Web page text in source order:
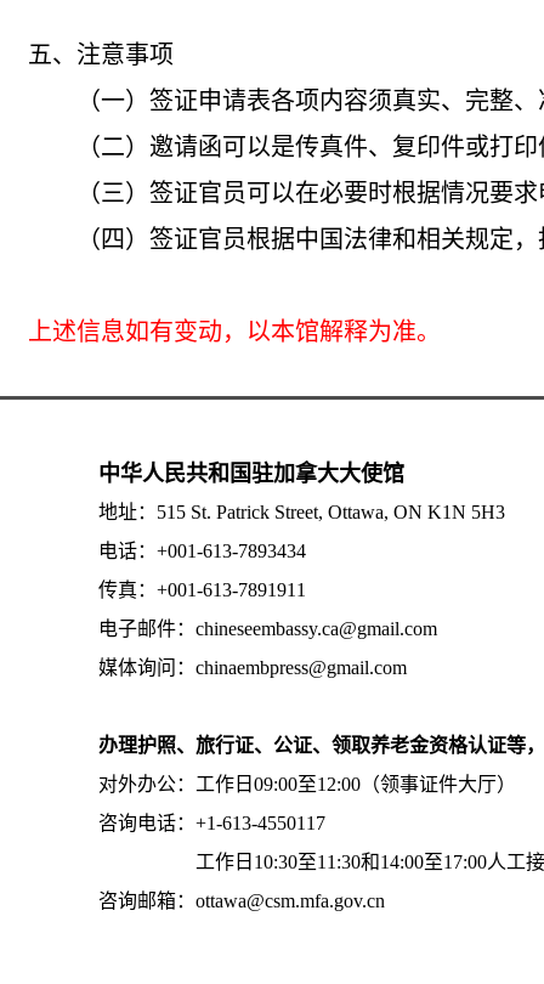
五、注意事项
（一）签证申请表各项内容须真实、完整、
（二）邀请函可以是传真件、复印件或打印
（三） 签证官员可以在必要时根据情况要
（四）签证官员根据中国法律和相关规定，
上述信息如有变动，以本馆解释为准。
中华人民共和国驻加拿大大使馆
地址：515 St. Patrick Street, Ottawa, ON K1N 5H3
电话：+001-613-7893434
传真：+001-613-7891911
电子邮件：chineseembassy.ca@gmail.com
媒体询问：chinaembpress@gmail.com
办理护照、旅行证、公证、领取养老金资格认证等
对外办公：工作日09:00至12:00（领事证件大厅）
咨询电话：+1-613-4550117
工作日10:30至11:30和14:00至17:00人工
咨询邮箱：ottawa@csm.mfa.gov.cn